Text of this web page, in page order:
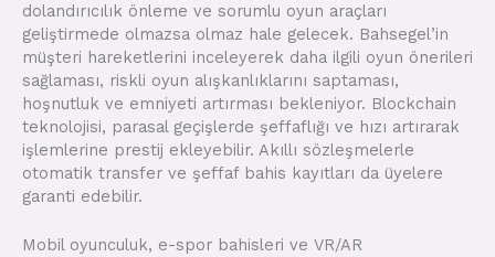
dolandırıcılık önleme ve sorumlu oyun araçları
geliştirmede olmazsa olmaz hale gelecek. Bahsegel’in
müşteri hareketlerini inceleyerek daha ilgili oyun önerileri
sağlaması, riskli oyun alışkanlıklarını saptaması,
hoşnutluk ve emniyeti artırması bekleniyor. Blockchain
teknolojisi, parasal geçişlerde şeffaflığı ve hızı artırarak
işlemlerine prestij ekleyebilir. Akıllı sözleşmelerle
otomatik transfer ve şeffaf bahis kayıtları da üyelere
garanti edebilir.
Mobil oyunculuk, e-spor bahisleri ve VR/AR